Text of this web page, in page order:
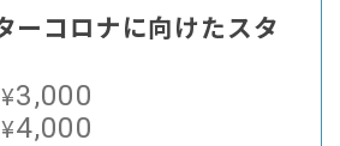
ーコロナに向けたスタ
¥3,000
¥4,000